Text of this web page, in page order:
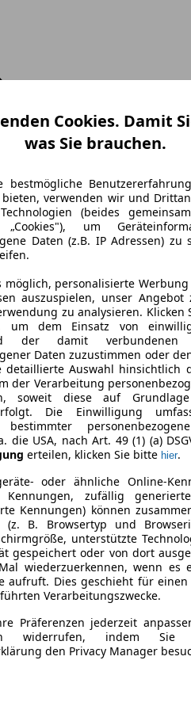
Cookies. Damit
was Sie brauchen.
bestmögliche
verwenden wir und
(beides
„Cookies"), um
Daten (z.B. IP Adressen) zu
möglich, personalisierte
auszuspielen, unser Angebot
zu analysieren. Klicken
um dem Einsatz von
der damit verbundenen
Daten zuzustimmen oder
detaillierte Auswahl hinsichtlich
der Verarbeitung
soweit diese auf
Die Einwilligung
bestimmter
die USA, nach Art. 49 (1) (a)
erteilen, klicken Sie bitte hier.
oder ähnliche Online-
Kennungen, zufällig
Kennungen) können
(z. B. Browsertyp und
unterstützte
gespeichert oder von dort
wiederzuerkennen, wenn es
aufruft. Dies geschieht für
Verarbeitungszwecke.
Präferenzen jederzeit
widerrufen, indem
den Privacy Manager